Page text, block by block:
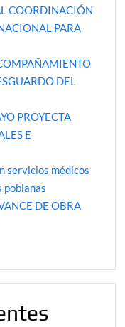
COORDINACIÓN
PARA
DEL
PROYECTA
E
servicios médicos
poblanas
DE OBRA